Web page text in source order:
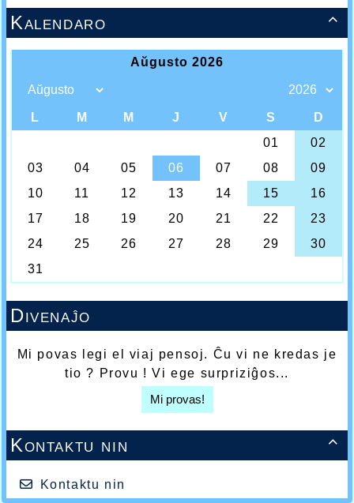

Kalendaro
Divenaĵo
Mi povas legi el viaj pensoj. Ĉu vi ne kredas je
tio ? Provu ! Vi ege surpriziĝos...
Mi provas!

Kontaktu nin
Kontaktu nin